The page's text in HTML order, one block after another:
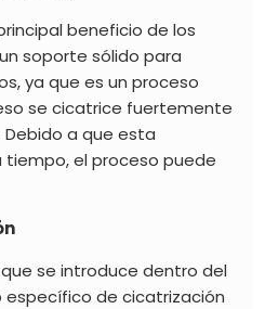
beneficio de los
soporte sólido para
ya que es un proceso
se cicatrice fuertemente
a que esta
el proceso puede
se introduce dentro del
específico de cicatrización